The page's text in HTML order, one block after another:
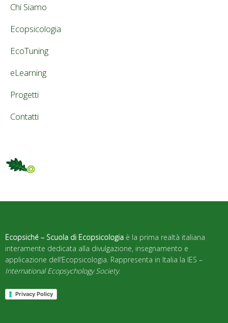
Chi Siamo
Ecopsicologia
EcoTuning
eLearning
Progetti
Contatti
Ecopsiché – Scuola di Ecopsicologia è la prima realtà italiana
interamente dedicata alla divulgazione, insegnamento e
applicazione dell’Ecopsicologia. Rappresenta in Italia la IES –
International Ecopsychology Society.
Privacy Policy